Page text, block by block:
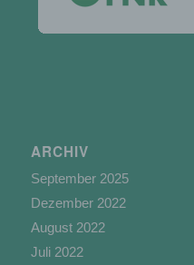
ARCHIV
September 2025
Dezember 2022
August 2022
Juli 2022
oder jede solche
wie das Erheben, das
das Ordnen, die
oder Veränderung,
die Verwendung, die
Übermittlung,